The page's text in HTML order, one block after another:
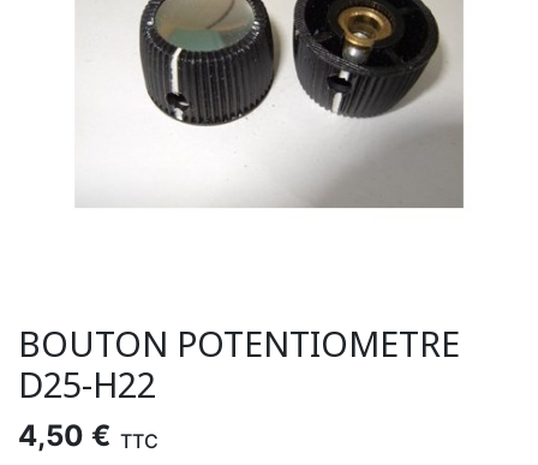
BOUTON POTENTIOMETRE
D25-H22
4,50 € TTC